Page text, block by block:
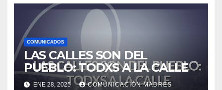
COMUNICADOS
LAS CALLES SON DEL
PUEBLO: TODXS A LA CALLE
ENE 28, 2025 COMUNICACIÓN MADRES